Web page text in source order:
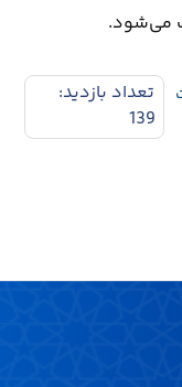
می‌شود.
تعداد بازدید:
139